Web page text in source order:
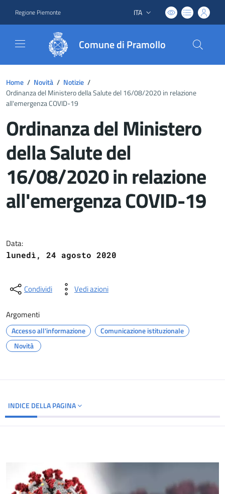
Regione Piemonte Lingua attiva:
ITA
Comune di Pramollo
Home / Novità / Notizie /
Ordinanza del Ministero della Salute del 16/08/2020 in relazione
all'emergenza COVID-19
Ordinanza del Ministero
della Salute del
16/08/2020 in relazione
all'emergenza COVID-19
Data:
lunedì, 24 agosto 2020
Condividi Vedi azioni
Argomenti
Accesso all'informazione
Comunicazione istituzionale
Novità
INDICE DELLA PAGINA